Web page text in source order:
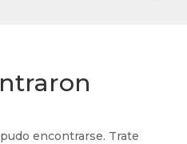
encontrarse. Trate